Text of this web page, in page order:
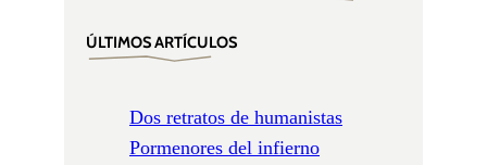
ÚLTIMOS ARTÍCULOS
Dos retratos de humanistas
Pormenores del infierno